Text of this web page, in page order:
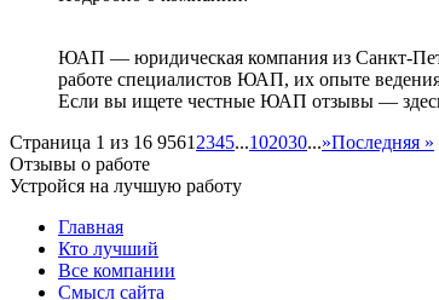
ЮАП — юридическая компания из Санкт-
работе специалистов ЮАП, их опыте
Если вы ищете честные ЮАП отзывы — здесь
Страница 1 из 16 9561 2345...102030...»Последняя »
Отзывы о работе
Устройся на лучшую работу
Главная
Кто лучший
Все компании
Смысл сайта